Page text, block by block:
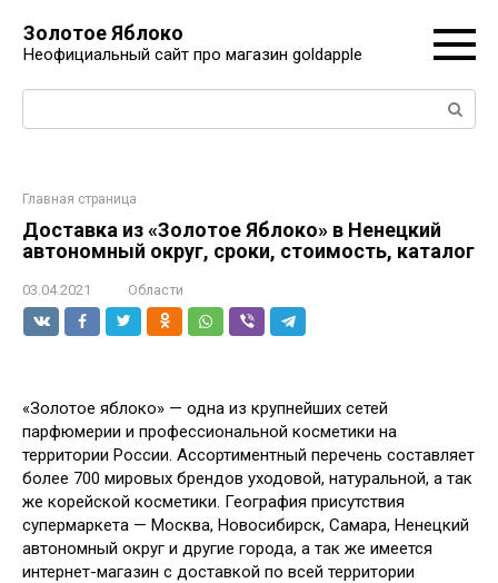
контенту
Золотое Яблоко
Неофициальный сайт про магазин goldapple
Поиск:
Главная страница
Доставка из «Золотое Яблоко» в Ненецкий
автономный округ, сроки, стоимость, каталог
03.04.2021 Области
«Золотое яблоко» — одна из крупнейших сетей
парфюмерии и профессиональной косметики на
территории России. Ассортиментный перечень составляет
более 700 мировых брендов уходовой, натуральной, а так
же корейской косметики. География присутствия
супермаркета — Москва, Новосибирск, Самара, Ненецкий
автономный округ и другие города, а так же имеется
интернет-магазин с доставкой по всей территории